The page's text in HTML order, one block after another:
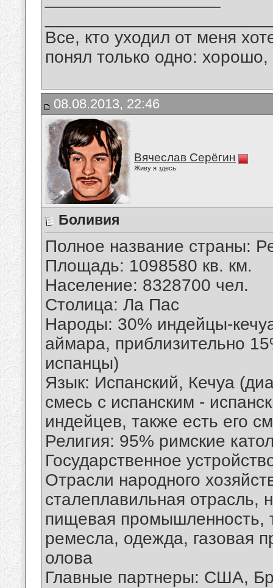
Все, кто уходил от меня
понял только одно:
08.08.2013, 22:46
Вячеслав Серёгин
Живу я здесь
Боливия
Полное название страны:
Площадь: 1098580 кв. км.
Население: 8328700 чел.
Столица: Ла Пас
Народы: 30% индейцы-
аймара, приблизительно
испанцы)
Язык: Испанский, Кечуа
смесь с испанским -
индейцев, также есть его
Религия: 95% римские
Государственное
Отрасли народного
сталеплавильная отрасль,
пищевая промышленность,
ремесла, одежда, газовая
олова
Главные партнеры: США,